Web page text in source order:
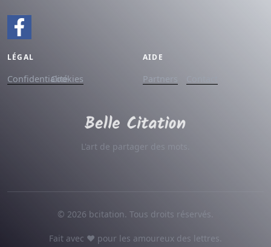
LÉGAL
ConfidentialitéCookies
AIDE
Partners
L'art de partager des mots.
© 2026 bcitation. Tous droits réservés.
Fait avec ♥ pour les amoureux des lettres.